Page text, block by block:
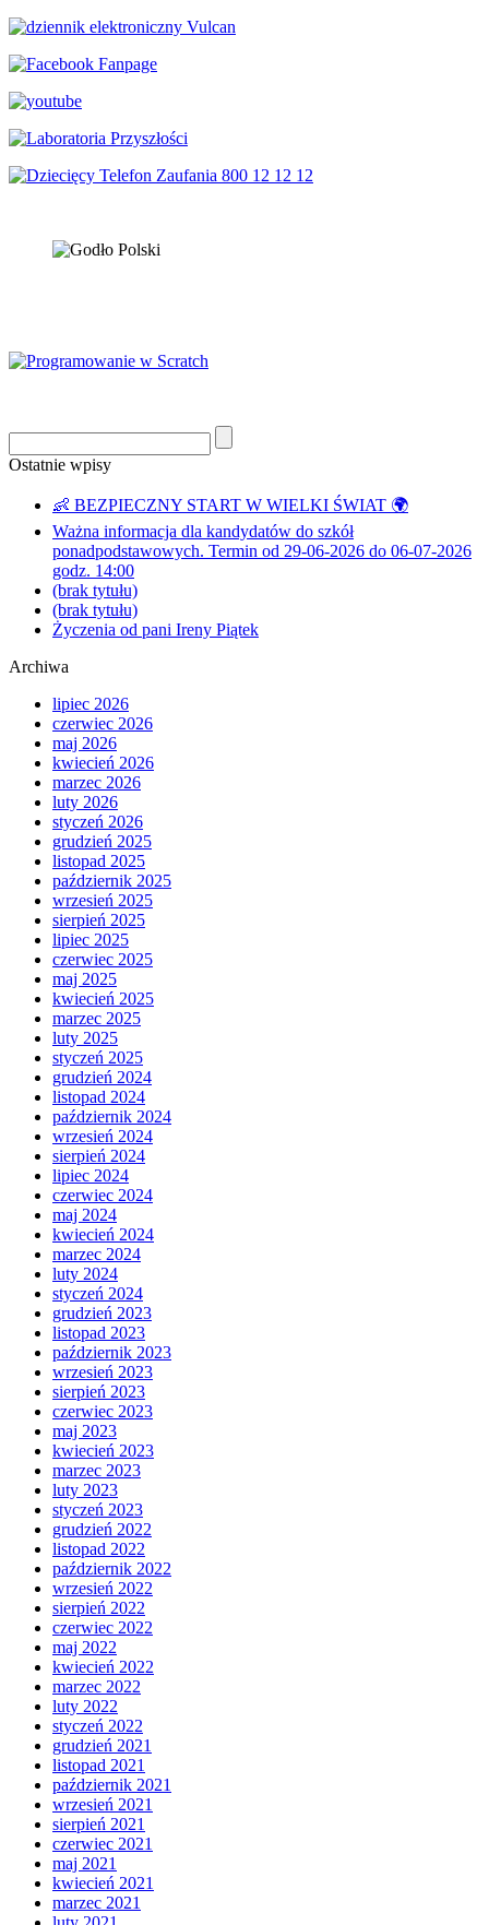
Ostatnie wpisy
👶 BEZPIECZNY START W WIELKI ŚWIAT 🌍
Ważna informacja dla kandydatów do szkół
ponadpodstawowych. Termin od 29-06-2026 do 06-07-2026
godz. 14:00
(brak tytułu)
(brak tytułu)
Życzenia od pani Ireny Piątek
Archiwa
lipiec 2026
czerwiec 2026
maj 2026
kwiecień 2026
marzec 2026
luty 2026
styczeń 2026
grudzień 2025
listopad 2025
październik 2025
wrzesień 2025
sierpień 2025
lipiec 2025
czerwiec 2025
maj 2025
kwiecień 2025
marzec 2025
luty 2025
styczeń 2025
grudzień 2024
listopad 2024
październik 2024
wrzesień 2024
sierpień 2024
lipiec 2024
czerwiec 2024
maj 2024
kwiecień 2024
marzec 2024
luty 2024
styczeń 2024
grudzień 2023
listopad 2023
październik 2023
wrzesień 2023
sierpień 2023
czerwiec 2023
maj 2023
kwiecień 2023
marzec 2023
luty 2023
styczeń 2023
grudzień 2022
listopad 2022
październik 2022
wrzesień 2022
sierpień 2022
czerwiec 2022
maj 2022
kwiecień 2022
marzec 2022
luty 2022
styczeń 2022
grudzień 2021
listopad 2021
październik 2021
wrzesień 2021
sierpień 2021
czerwiec 2021
maj 2021
kwiecień 2021
marzec 2021